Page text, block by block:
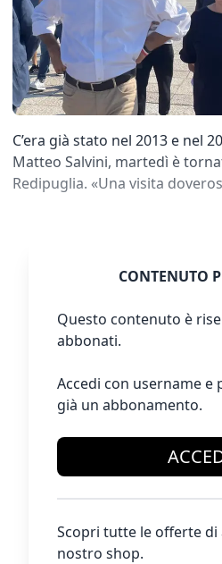
C’era già stato nel 2013 e nel
Matteo Salvini, martedì è
Redipuglia. «Una visita
CONTENUTO
Questo contenuto è
abbonati.
Accedi con username e
già un abbonamento.
Scopri tutte le offerte
nostro shop.